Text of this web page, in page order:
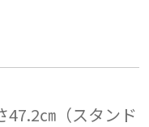
㎝（スタンド